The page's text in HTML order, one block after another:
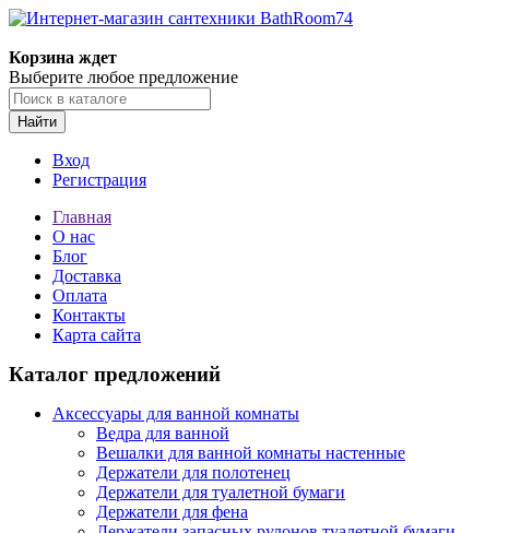
Корзина ждет
Выберите любое предложение
Найти
Вход
Регистрация
Главная
О нас
Блог
Доставка
Оплата
Контакты
Карта сайта
Каталог предложений
Аксессуары для ванной комнаты
Ведра для ванной
Вешалки для ванной комнаты настенные
Держатели для полотенец
Держатели для туалетной бумаги
Держатели для фена